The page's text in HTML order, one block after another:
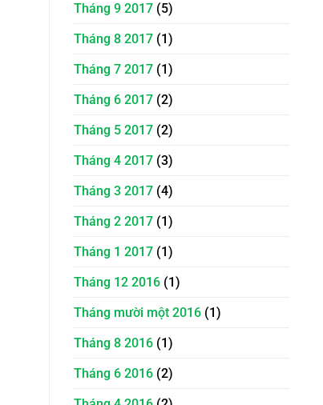
Tháng 9 2017 (5)
Tháng 8 2017 (1)
Tháng 7 2017 (1)
Tháng 6 2017 (2)
Tháng 5 2017 (2)
Tháng 4 2017 (3)
Tháng 3 2017 (4)
Tháng 2 2017 (1)
Tháng 1 2017 (1)
Tháng 12 2016 (1)
Tháng mười một 2016 (1)
Tháng 8 2016 (1)
Tháng 6 2016 (2)